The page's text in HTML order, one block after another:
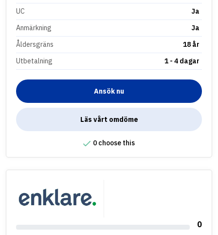
UC
Ja
Anmärkning
Ja
Åldersgräns
18 år
Utbetalning
1 - 4 dagar
Ansök nu
Läs vårt omdöme
0 choose this
0